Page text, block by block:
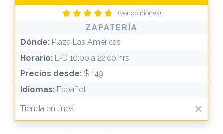
(ver opiniones)
ZAPATERÍA
Dónde: Plaza Las Américas
Horario: L-D 10:00 a 22:00 hrs
Precios desde: $ 149
Idiomas: Español
Tienda en línea